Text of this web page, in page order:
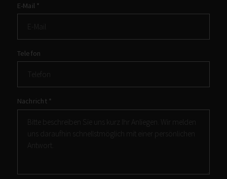
E-Mail *
Telefon
Nachricht *